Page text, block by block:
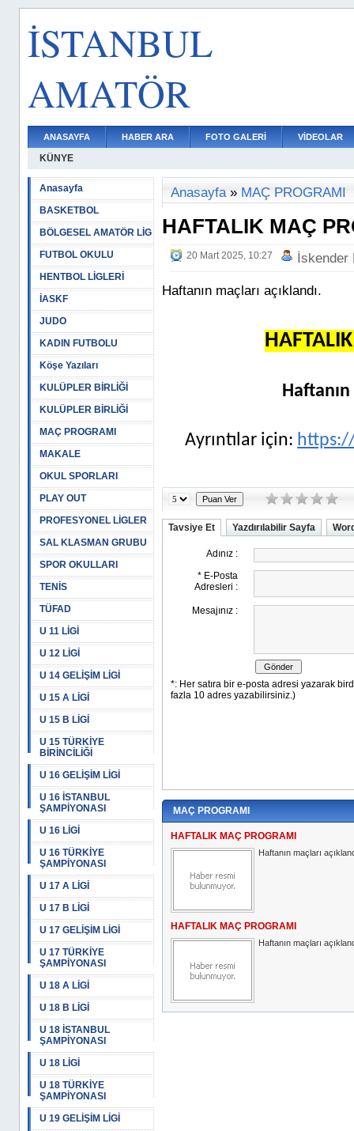
İSTANBUL
AMATÖR
ANASAYFA HABER ARA FOTO GALERİ VİDEOLAR
KÜNYE
Anasayfa
BASKETBOL
BÖLGESEL AMATÖR LİG
FUTBOL OKULU
HENTBOL LİGLERİ
İASKF
JUDO
KADIN FUTBOLU
Köşe Yazıları
KULÜPLER BİRLİĞİ
KULÜPLER BİRLİĞİ
MAÇ PROGRAMI
MAKALE
OKUL SPORLARI
PLAY OUT
PROFESYONEL LİGLER
SAL KLASMAN GRUBU
SPOR OKULLARI
TENİS
TÜFAD
U 11 LİGİ
U 12 LİGİ
U 14 GELİŞİM LİGİ
U 15 A LİGİ
U 15 B LİGİ
U 15 TÜRKİYE
BİRİNCİLİĞİ
U 16 GELİŞİM LİGİ
U 16 İSTANBUL
ŞAMPİYONASI
U 16 LİGİ
U 16 TÜRKİYE
ŞAMPİYONASI
U 17 A LİGİ
U 17 B LİGİ
U 17 GELİŞİM LİGİ
U 17 TÜRKİYE
ŞAMPİYONASI
U 18 A LİGİ
U 18 B LİGİ
U 18 İSTANBUL
ŞAMPİYONASI
U 18 LİGİ
U 18 TÜRKİYE
ŞAMPİYONASI
U 19 GELİŞİM LİGİ
Anasayfa» MAÇ PROGRAMI
HAFTALIK MAÇ
20 Mart 2025, 10:27 İskender
Haftanın maçları açıklandı.
Haftanın
Ayrıntılar için:
Tavsiye Et Yazdırılabilir Sayfa
MAÇ PROGRAMI
HAFTALIK MAÇ PROGRAMI
Haftanın maçları
HAFTALIK MAÇ PROGRAMI
Haftanın maçları